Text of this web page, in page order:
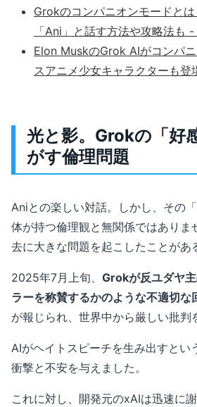
Grokのコンパニオンモードと
「Ani」と話す方法や攻略法も
Elon MuskのGrok AIがコンパ
スアニメ少女キャラクターも登
光と影。Grokの「好
がす倫理問題
Aniとの楽しい対話。しかし、その
体が持つ倫理観と無関係ではありま
去に大きな問題を起こしたことがあ
2025年7月上旬、 Grokが反ユダヤ
ラーを称賛するかのような不適切な
が報じられ、世界中から厳しい批判
AIがヘイトスピーチを生み出すとい
衝撃と不安を与えました。
これに対し、開発元のxAIは迅速に